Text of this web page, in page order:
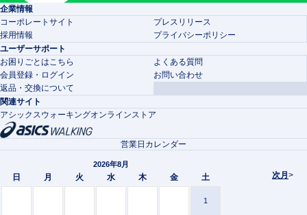
企業情報
コーポレートサイト
プレスリリース
採用情報
プライバシーポリシー
ユーザーサポート
お困りごとはこちら
よくある質問
会員登録・ログイン
お問い合わせ
返品・交換について
関連サイト
アシックスウォーキングオンラインストア
次月 >
営業日カレンダー
2026年8月
日 月 火 水 木 金 土
1